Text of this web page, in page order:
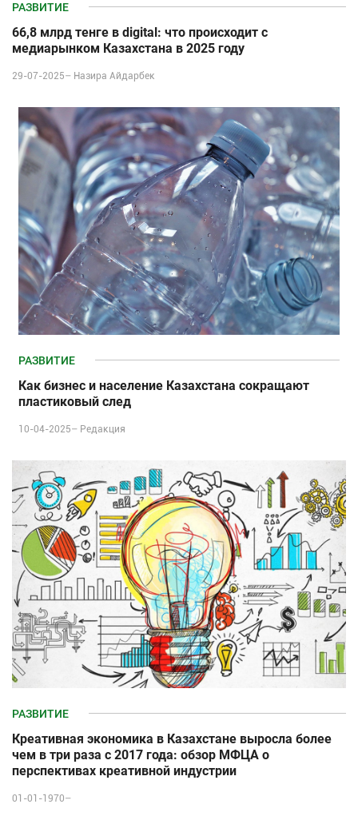
РАЗВИТИЕ
66,8 млрд тенге в digital: что происходит с
медиарынком Казахстана в 2025 году
29-07-2025– Назира Айдарбек
РАЗВИТИЕ
Как бизнес и население Казахстана сокращают
пластиковый след
10-04-2025– Редакция
РАЗВИТИЕ
Креативная экономика в Казахстане выросла более
чем в три раза с 2017 года: обзор МФЦА о
перспективах креативной индустрии
01-01-1970–